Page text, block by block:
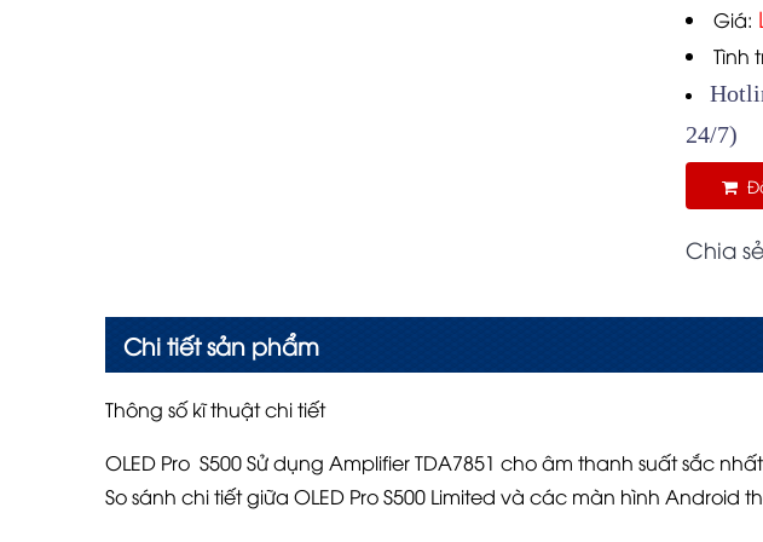
Giá:
Tình
24/7)
Chia
Chi tiết sản phẩm
Thông số kĩ thuật chi tiết
OLED Pro S500 Sử dụng Amplifier TDA7851 cho âm thanh suất sắc
So sánh chi tiết giữa OLED Pro S500 Limited và các màn hình Android